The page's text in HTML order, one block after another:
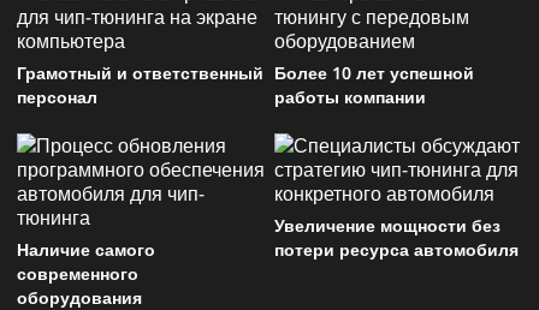
Грамотный и ответственный
персонал
Более 10 лет успешной
работы компании
Наличие самого
современного
оборудования
Увеличение мощности без
потери ресурса автомобиля